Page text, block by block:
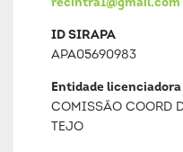
recintra1@gmail.com
ID SIRAPA
APA05690983
Entidade licenciadora
COMISSÃO COORD
TEJO